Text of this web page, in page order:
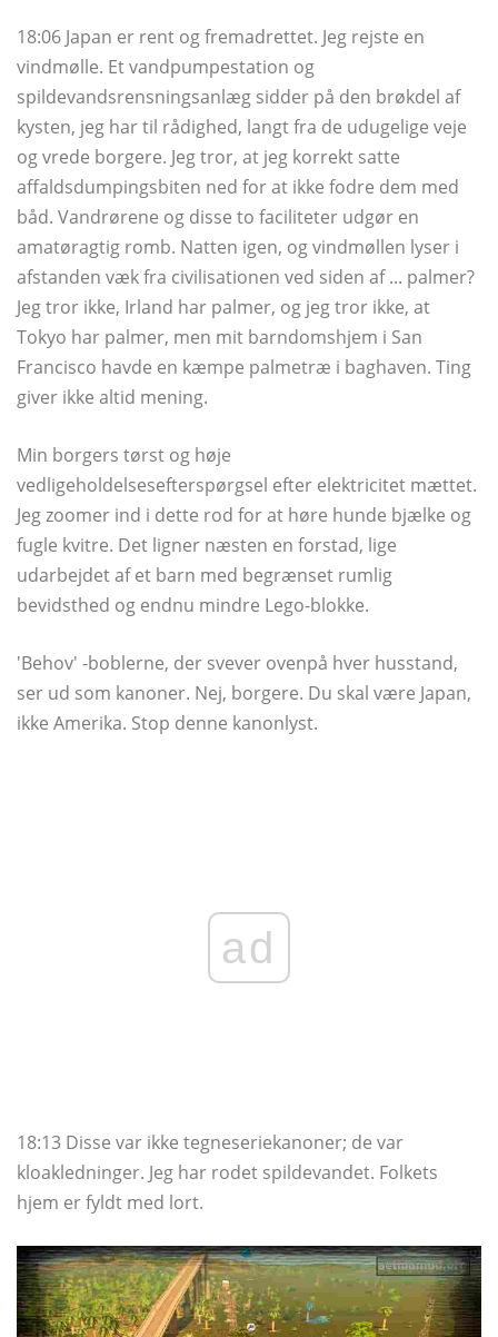
18:06 Japan er rent og fremadrettet. Jeg rejste en
vindmølle. Et vandpumpestation og
spildevandsrensningsanlæg sidder på den brøkdel af
kysten, jeg har til rådighed, langt fra de udugelige veje
og vrede borgere. Jeg tror, ​​at jeg korrekt satte
affaldsdumpingsbiten ned for at ikke fodre dem med
båd. Vandrørene og disse to faciliteter udgør en
amatøragtig romb. Natten igen, og vindmøllen lyser i
afstanden væk fra civilisationen ved siden af ​​... palmer?
Jeg tror ikke, Irland har palmer, og jeg tror ikke, at
Tokyo har palmer, men mit barndomshjem i San
Francisco havde en kæmpe palmetræ i baghaven. Ting
giver ikke altid mening.
Min borgers tørst og høje
vedligeholdelsesefterspørgsel efter elektricitet mættet.
Jeg zoomer ind i dette rod for at høre hunde bjælke og
fugle kvitre. Det ligner næsten en forstad, lige
udarbejdet af et barn med begrænset rumlig
bevidsthed og endnu mindre Lego-blokke.
'Behov' -boblerne, der svever ovenpå hver husstand,
ser ud som kanoner. Nej, borgere. Du skal være Japan,
ikke Amerika. Stop denne kanonlyst.
ad
18:13 Disse var ikke tegneseriekanoner; de var
kloakledninger. Jeg har rodet spildevandet. Folkets
hjem er fyldt med lort.